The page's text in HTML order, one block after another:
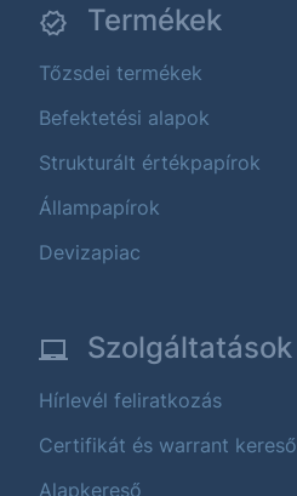
Termékek
Tőzsdei termékek
Befektetési alapok
Strukturált értékpapírok
Állampapírok
Devizapiac
Szolgáltatások
Hírlevél feliratkozás
Certifikát és warrant kereső
Alapkereső